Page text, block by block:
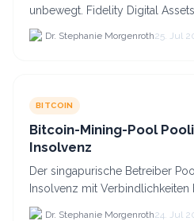
unbewegt. Fidelity Digital
Anlegerüberzeugung trotz
BTC-Preis.
Dr. Stephanie Morgenroth25. Jul
BITCOIN
Bitcoin-Mining-Pool
Insolvenz
Der singapurische Betreiber
Insolvenz mit
plant den Verkauf zweier Texas-
Dr. Stephanie Morgenroth24. Jul